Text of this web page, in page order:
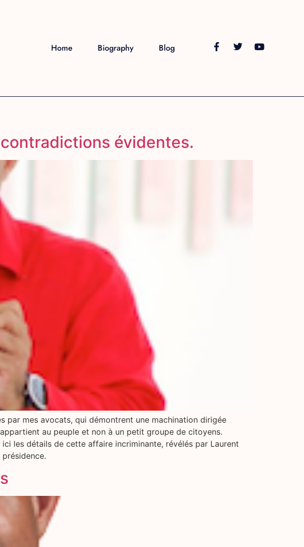
Home Biography Blog
évidentes.
par mes avocats, qui démontrent une machination dirigée
au peuple et non à un petit groupe de citoyens.
les détails de cette affaire incriminante, révélés par Laurent